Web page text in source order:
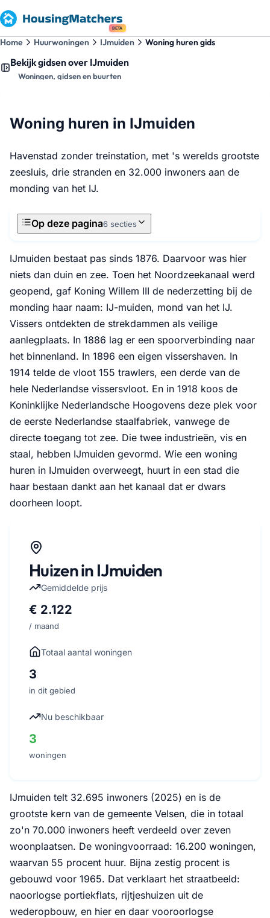
BETA
Home Huurwoningen IJmuiden Woning huren gids
Bekijk gidsen over IJmuiden
Woningen, gidsen en buurten
Woning huren in IJmuiden
Havenstad zonder treinstation, met 's werelds grootste
zeesluis, drie stranden en 32.000 inwoners aan de
monding van het IJ.
Op deze pagina6 secties
IJmuiden bestaat pas sinds 1876. Daarvoor was hier
niets dan duin en zee. Toen het Noordzeekanaal werd
geopend, gaf Koning Willem III de nederzetting bij de
monding haar naam: IJ-muiden, mond van het IJ.
Vissers ontdekten de strekdammen als veilige
aanlegplaats. In 1886 lag er een spoorverbinding naar
het binnenland. In 1896 een eigen vissershaven. In
1914 telde de vloot 155 trawlers, een derde van de
hele Nederlandse vissersvloot. En in 1918 koos de
Koninklijke Nederlandsche Hoogovens deze plek voor
de eerste Nederlandse staalfabriek, vanwege de
directe toegang tot zee. Die twee industrieën, vis en
staal, hebben IJmuiden gevormd. Wie een woning
huren in IJmuiden overweegt, huurt in een stad die
haar bestaan dankt aan het kanaal dat er dwars
doorheen loopt.
Huizen in IJmuiden
Gemiddelde prijs
€ 2.122
/ maand
Totaal aantal woningen
3
in dit gebied
Nu beschikbaar
3
woningen
IJmuiden telt 32.695 inwoners (2025) en is de
grootste kern van de gemeente Velsen, die in totaal
zo'n 70.000 inwoners heeft verdeeld over zeven
woonplaatsen. De woningvoorraad: 16.200 woningen,
waarvan 55 procent huur. Bijna zestig procent is
gebouwd voor 1965. Dat verklaart het straatbeeld:
naoorlogse portiekflats, rijtjeshuizen uit de
wederopbouw, en hier en daar vooroorlogse